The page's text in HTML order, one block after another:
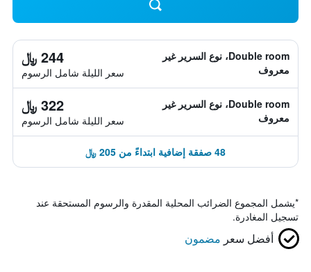
Double room، نوع السرير غير
معروف
244 ﷼
سعر الليلة شامل الرسوم
Double room، نوع السرير غير
معروف
322 ﷼
سعر الليلة شامل الرسوم
48 صفقة إضافية ابتداءً من 205 ﷼
*يشمل المجموع الضرائب المحلية المقدرة والرسوم المستحقة عند
تسجيل المغادرة.
أفضل سعر مضمون